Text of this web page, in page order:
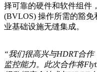
择可靠的硬件和软件组件
(BVLOS) 操作所需的豁
业基础设施无缝集成。
“我们很高兴与HDRT合
监控能力。此次合作将